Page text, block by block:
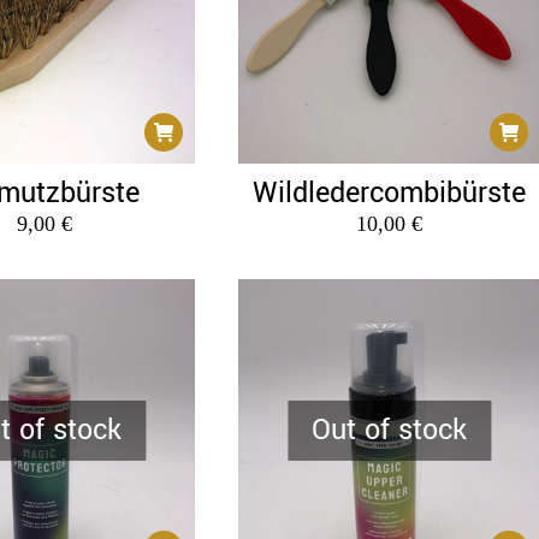
werden
werden
9,00 €
Wildledercombibürste
10,00 €
of stock Out of stock